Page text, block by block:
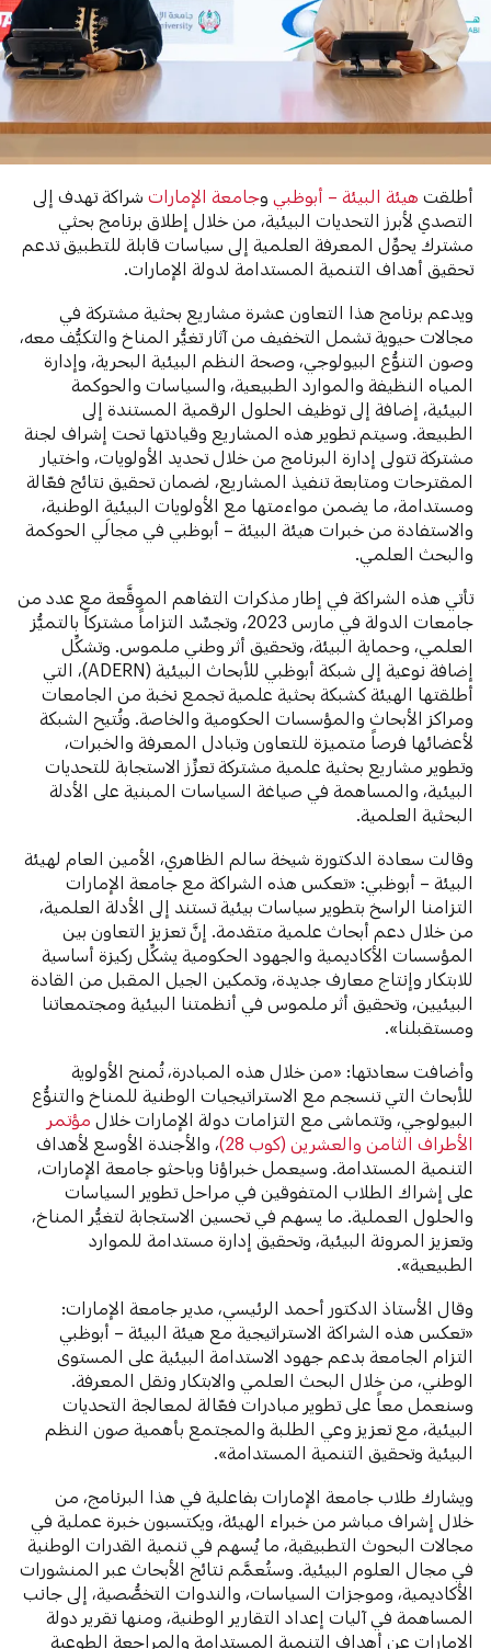
أطلقتهيئة البيئة – أبوظبي وجامعة الإماراتشراكة تهدف إلى
التصدي لأبرز التحديات البيئية، من خلال إطلاق برنامج بحثي
مشترك يحوِّل المعرفة العلمية إلى سياسات قابلة للتطبيق تدعم
تحقيق أهداف التنمية المستدامة لدولة الإمارات.
ويدعم برنامج هذا التعاون عشرة مشاريع بحثية مشتركة في
مجالات حيوية تشمل التخفيف من آثار تغيُّر المناخ والتكيُّف معه،
وصون التنوُّع البيولوجي، وصحة النظم البيئية البحرية، وإدارة
المياه النظيفة والموارد الطبيعية، والسياسات والحوكمة
البيئية، إضافة إلى توظيف الحلول الرقمية المستندة إلى
الطبيعة. وسيتم تطوير هذه المشاريع وقيادتها تحت إشراف لجنة
مشتركة تتولى إدارة البرنامج من خلال تحديد الأولويات، واختيار
المقترحات ومتابعة تنفيذ المشاريع، لضمان تحقيق نتائج فعّالة
ومستدامة، ما يضمن مواءمتها مع الأولويات البيئية الوطنية،
والاستفادة من خبرات هيئة البيئة – أبوظبي في مجالَي الحوكمة
والبحث العلمي.
تأتي هذه الشراكة في إطار مذكرات التفاهم الموقَّعة مع عدد من
جامعات الدولة في مارس 2023، وتجسِّد التزاماً مشتركاً بالتميُّز
العلمي، وحماية البيئة، وتحقيق أثر وطني ملموس. وتشكِّل
إضافة نوعية إلى شبكة أبوظبي للأبحاث البيئية (ADERN)، التي
أطلقتها الهيئة كشبكة بحثية علمية تجمع نخبة من الجامعات
ومراكز الأبحاث والمؤسسات الحكومية والخاصة. وتُتيح الشبكة
لأعضائها فرصاً متميزة للتعاون وتبادل المعرفة والخبرات،
وتطوير مشاريع بحثية علمية مشتركة تعزِّز الاستجابة للتحديات
البيئية، والمساهمة في صياغة السياسات المبنية على الأدلة
البحثية العلمية.
وقالت سعادة الدكتورة شيخة سالم الظاهري، الأمين العام لهيئة
البيئة – أبوظبي: «تعكس هذه الشراكة مع جامعة الإمارات
التزامنا الراسخ بتطوير سياسات بيئية تستند إلى الأدلة العلمية،
من خلال دعم أبحاث علمية متقدمة. إنَّ تعزيز التعاون بين
المؤسسات الأكاديمية والجهود الحكومية يشكِّل ركيزة أساسية
للابتكار وإنتاج معارف جديدة، وتمكين الجيل المقبل من القادة
البيئيين، وتحقيق أثر ملموس في أنظمتنا البيئية ومجتمعاتنا
ومستقبلنا».
وأضافت سعادتها: «من خلال هذه المبادرة، تُمنح الأولوية
للأبحاث التي تنسجم مع الاستراتيجيات الوطنية للمناخ والتنوُّع
البيولوجي، وتتماشى مع التزامات دولة الإمارات خلالمؤتمر
الأطراف الثامن والعشرين (كوب 28)
، والأجندة الأوسع لأهداف
التنمية المستدامة. وسيعمل خبراؤنا وباحثو جامعة الإمارات،
على إشراك الطلاب المتفوقين في مراحل تطوير السياسات
والحلول العملية. ما يسهم في تحسين الاستجابة لتغيُّر المناخ،
وتعزيز المرونة البيئية، وتحقيق إدارة مستدامة للموارد
الطبيعية».
وقال الأستاذ الدكتور أحمد الرئيسي، مدير جامعة الإمارات:
«تعكس هذه الشراكة الاستراتيجية مع هيئة البيئة – أبوظبي
التزام الجامعة بدعم جهود الاستدامة البيئية على المستوى
الوطني، من خلال البحث العلمي والابتكار ونقل المعرفة.
وسنعمل معاً على تطوير مبادرات فعّالة لمعالجة التحديات
البيئية، مع تعزيز وعي الطلبة والمجتمع بأهمية صون النظم
البيئية وتحقيق التنمية المستدامة».
ويشارك طلاب جامعة الإمارات بفاعلية في هذا البرنامج، من
خلال إشراف مباشر من خبراء الهيئة، ويكتسبون خبرة عملية في
مجالات البحوث التطبيقية، ما يُسهم في تنمية القدرات الوطنية
في مجال العلوم البيئية. وستُعمَّم نتائج الأبحاث عبر المنشورات
الأكاديمية، وموجزات السياسات، والندوات التخصُّصية، إلى جانب
المساهمة في آليات إعداد التقارير الوطنية، ومنها تقرير دولة
الإمارات عن أهداف التنمية المستدامة والمراجعة الطوعية